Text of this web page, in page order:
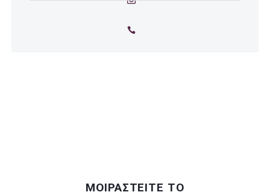
ΜΟΙΡΑΣΤΕΙΤΕ ΤΟ